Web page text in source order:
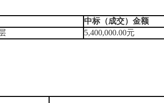
中标（成交）金额
5,400,000.00元